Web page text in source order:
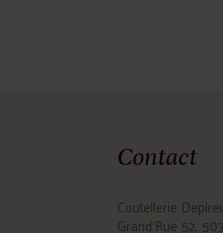
Contact
Coutellerie
Grand'Rue 52,